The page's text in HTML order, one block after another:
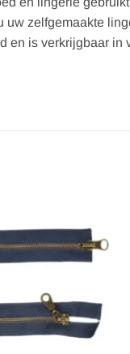
zelfgemaakte
en is verkrijgbaar in
Toevoegen
aan
verlanglijst